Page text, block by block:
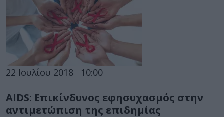
22 Ιουλίου 2018 10:00
AIDS: Επικίνδυνος εφησυχασμός στην
αντιμετώπιση της επιδημίας